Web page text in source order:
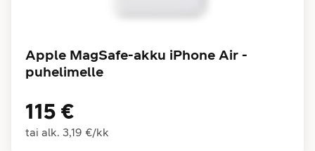
Apple MagSafe-akku iPhone Air -
puhelimelle
115 €
tai alk. 3,19 €/kk